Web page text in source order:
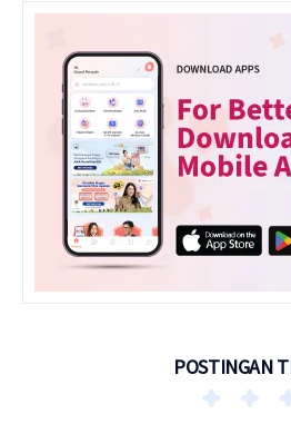
POSTINGAN